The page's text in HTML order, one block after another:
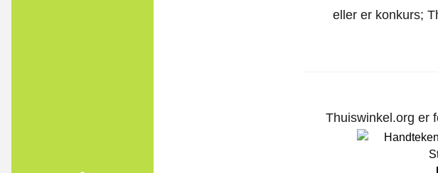
eller er konkurs;
Thuiswinkel.org er